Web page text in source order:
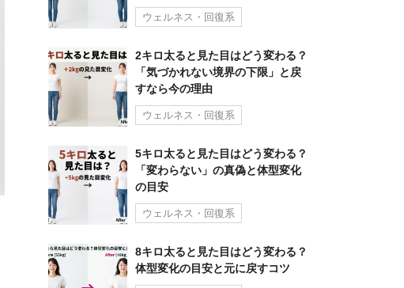
ウェルネス・回復系
2キロ太ると見た目はどう変わる？
「気づかれない境界の下限」と戻
すなら今の理由
ウェルネス・回復系
5キロ太ると見た目はどう変わる？
「変わらない」の真偽と体型変化
の目安
ウェルネス・回復系
8キロ太ると見た目はどう変わる？
体型変化の目安と元に戻すコツ